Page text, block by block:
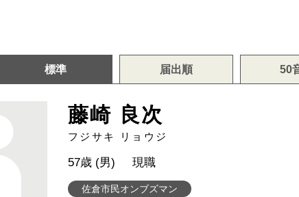
標準 届出順 50
藤崎 良次
フジサキ リョウジ
佐倉市民オンブズマン
57歳 (男) 現職